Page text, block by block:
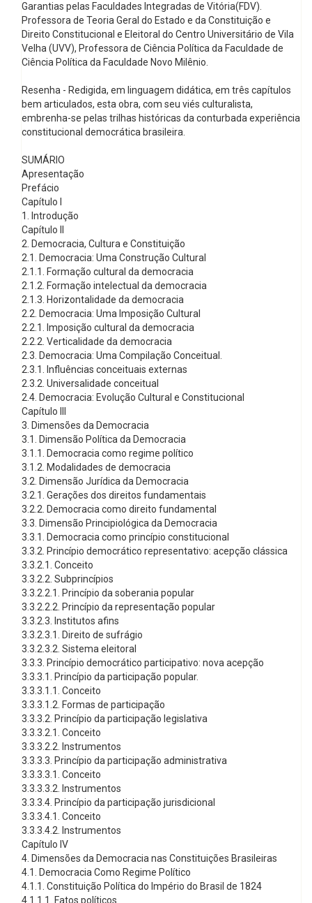
Garantias pelas Faculdades Integradas de Vitória(FDV).
Professora de Teoria Geral do Estado e da Constituição e
Direito Constitucional e Eleitoral do Centro Universitário de Vila
Velha (UVV), Professora de Ciência Política da Faculdade de
Ciência Política da Faculdade Novo Milênio.
Resenha - Redigida, em linguagem didática, em três capítulos
bem articulados, esta obra, com seu viés culturalista,
embrenha-se pelas trilhas históricas da conturbada experiência
constitucional democrática brasileira.
SUMÁRIO
Apresentação
Prefácio
Capítulo I
1. Introdução
Capítulo II
2. Democracia, Cultura e Constituição
2.1. Democracia: Uma Construção Cultural
2.1.1. Formação cultural da democracia
2.1.2. Formação intelectual da democracia
2.1.3. Horizontalidade da democracia
2.2. Democracia: Uma Imposição Cultural
2.2.1. Imposição cultural da democracia
2.2.2. Verticalidade da democracia
2.3. Democracia: Uma Compilação Conceitual.
2.3.1. Influências conceituais externas
2.3.2. Universalidade conceitual
2.4. Democracia: Evolução Cultural e Constitucional
Capítulo III
3. Dimensões da Democracia
3.1. Dimensão Política da Democracia
3.1.1. Democracia como regime político
3.1.2. Modalidades de democracia
3.2. Dimensão Jurídica da Democracia
3.2.1. Gerações dos direitos fundamentais
3.2.2. Democracia como direito fundamental
3.3. Dimensão Principiológica da Democracia
3.3.1. Democracia como princípio constitucional
3.3.2. Princípio democrático representativo: acepção clássica
3.3.2.1. Conceito
3.3.2.2. Subprincípios
3.3.2.2.1. Princípio da soberania popular
3.3.2.2.2. Princípio da representação popular
3.3.2.3. Institutos afins
3.3.2.3.1. Direito de sufrágio
3.3.2.3.2. Sistema eleitoral
3.3.3. Princípio democrático participativo: nova acepção
3.3.3.1. Princípio da participação popular.
3.3.3.1.1. Conceito
3.3.3.1.2. Formas de participação
3.3.3.2. Princípio da participação legislativa
3.3.3.2.1. Conceito
3.3.3.2.2. Instrumentos
3.3.3.3. Princípio da participação administrativa
3.3.3.3.1. Conceito
3.3.3.3.2. Instrumentos
3.3.3.4. Princípio da participação jurisdicional
3.3.3.4.1. Conceito
3.3.3.4.2. Instrumentos
Capítulo IV
4. Dimensões da Democracia nas Constituições Brasileiras
4.1. Democracia Como Regime Político
4.1.1. Constituição Política do Império do Brasil de 1824
4.1.1.1. Fatos políticos